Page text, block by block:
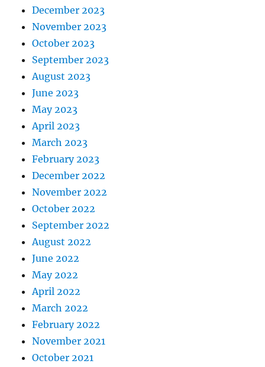
December 2023
November 2023
October 2023
September 2023
August 2023
June 2023
May 2023
April 2023
March 2023
February 2023
December 2022
November 2022
October 2022
September 2022
August 2022
June 2022
May 2022
April 2022
March 2022
February 2022
November 2021
October 2021